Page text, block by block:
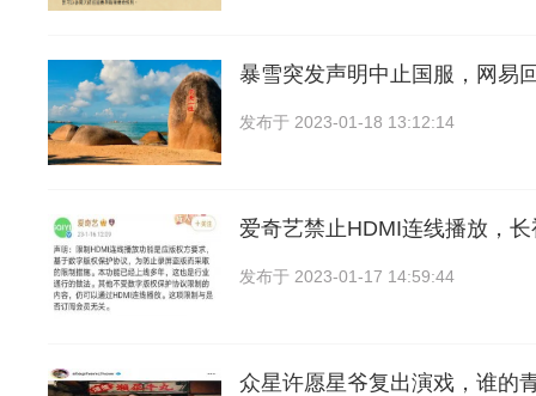
暴雪突发声明中止国服，网易
发布于 2023-01-18 13:12:14
爱奇艺禁止HDMI连线播放，
发布于 2023-01-17 14:59:44
众星许愿星爷复出演戏，谁的